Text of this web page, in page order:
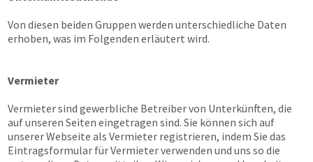
Von diesen beiden Gruppen werden unterschiedliche Daten
erhoben, was im Folgenden erläutert wird.
Vermieter
Vermieter sind gewerbliche Betreiber von Unterkünften, die
auf unseren Seiten eingetragen sind. Sie können sich auf
unserer Webseite als Vermieter registrieren, indem Sie das
Eintragsformular für Vermieter verwenden und uns so die